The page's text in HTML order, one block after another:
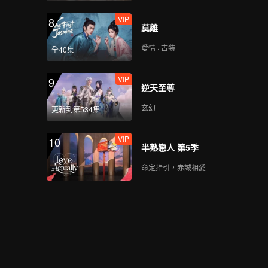
8
全40集
VIP
莫離
愛情 · 古裝
9
更新到第534集
VIP
逆天至尊
玄幻
10 VIP
半熟戀人 第5季
命定指引，赤誠相愛